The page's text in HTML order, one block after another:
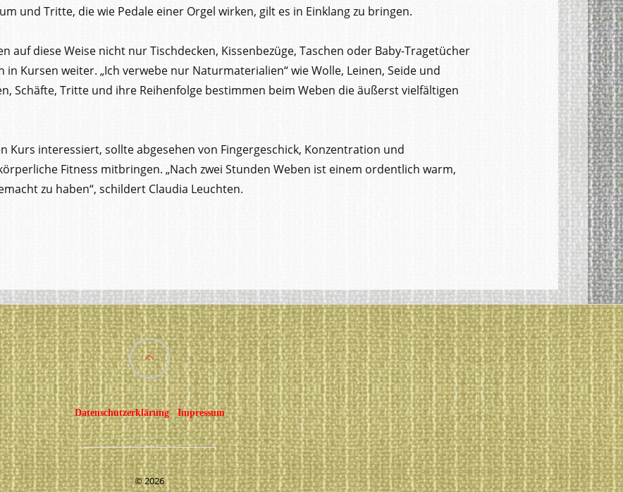
und Tritte, die wie Pedale einer Orgel wirken, gilt es in Einklang zu bringen.
auf diese Weise nicht nur Tischdecken, Kissenbezüge, Taschen oder Baby-Tragetücher
Kursen weiter. „Ich verwebe nur Naturmaterialien“ wie Wolle, Leinen, Seide und
Schäfte, Tritte und ihre Reihenfolge bestimmen beim Weben die äußerst vielfältigen
Kurs interessiert, sollte abgesehen von Fingergeschick, Konzentration und
Fitness mitbringen. „Nach zwei Stunden Weben ist einem ordentlich warm,
zu haben“, schildert Claudia Leuchten.
Back
to
top
Datenschutzerklärung Impressum
©2026